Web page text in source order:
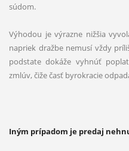
súdom.
Výhodou je výrazne nižšia
napriek dražbe nemusí vždy
podstate dokáže vyhnúť
zmlúv, čiže časť byrokracie
Iným prípadom je predaj